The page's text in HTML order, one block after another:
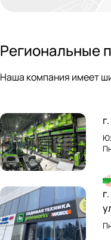
Региональные
Наша компания имеет